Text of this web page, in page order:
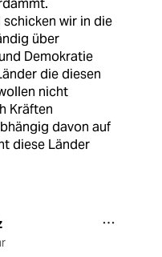
schicken wir in die
über
Demokratie
die diesen
nicht
Kräften
davon auf
diese Länder